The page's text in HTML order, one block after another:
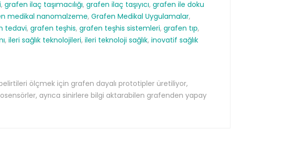
, grafen ilaç taşımacılığı, grafen ilaç taşıyıcı, grafen ile doku
medikal nanomalzeme, Grafen Medikal Uygulamalar,
tedavi, grafen teşhis, grafen teşhis sistemleri, grafen tıp,
, ileri sağlık teknolojileri, ileri teknoloji sağlık, inovatif sağlık
ölçmek için grafen dayalı prototipler üretiliyor,
ayrıca sinirlere bilgi aktarabilen grafenden yapay